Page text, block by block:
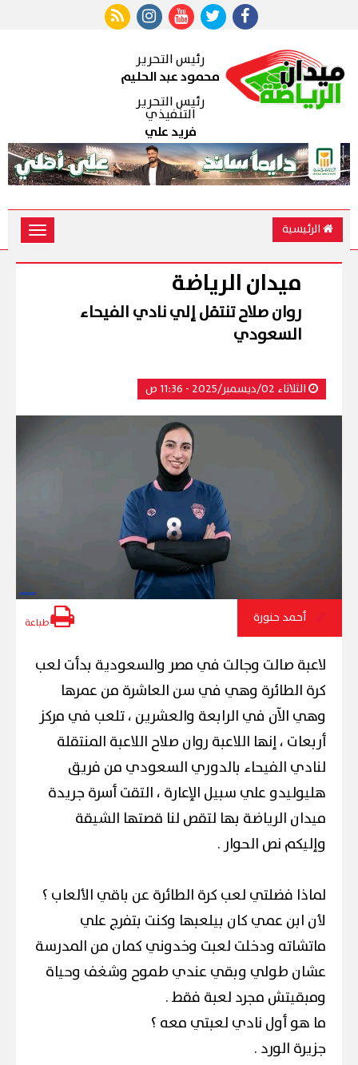
رئيس التحرير
محمود عبد الحليم
رئيس التحرير
التنفيذي
فريد علي
الرئيسية
Toggle
ميدان الرياضة
روان صلاح تنتقل إلي نادي الفيحاء
السعودي
الثلاثاء 02/ديسمبر/2025 - 11:36 ص
أحمد حنورة طباعة
لاعبة صالت وجالت في مصر والسعودية بدأت لعب
كرة الطائرة وهي في سن العاشرة من عمرها
وهي الآن في الرابعة والعشرين ، تلعب في مركز
أربعات ، إنها اللاعبة روان صلاح اللاعبة المنتقلة
لنادي الفيحاء بالدوري السعودي من فريق
هليوليدو علي سبيل الإعارة ، التقت أسرة جريدة
ميدان الرياضة بها لتقص لنا قصتها الشيقة
وإليكم نص الحوار .
لماذا فضلتي لعب كرة الطائرة عن باقي الألعاب ؟
لأن ابن عمي كان بيلعبها وكنت بتفرج علي
ماتشاته ودخلت لعبت وخدوني كمان من المدرسة
عشان طولي وبقي عندي طموح وشغف وحياة
ومبقيتش مجرد لعبة فقط .
ما هو أول نادي لعبتي معه ؟
جزيرة الورد .